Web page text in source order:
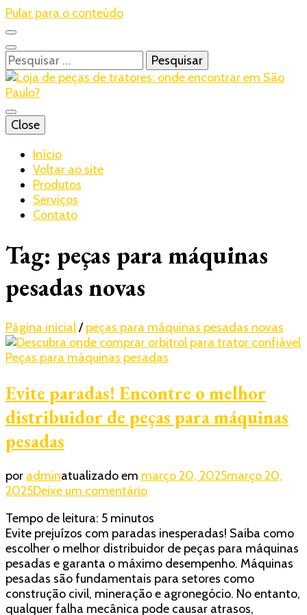
Pular para o conteúdo
Pesquisar
por:
Realtrac
Blog – Realtrac
Close
Início
Voltar ao site
Produtos
Serviços
Contato
Tag: peças para máquinas
pesadas novas
Página inicial/ peças para máquinas pesadas novas
Peças para máquinas pesadas
Evite paradas! Encontre o melhor
distribuidor de peças para máquinas
pesadas
por adminatualizado em março 20, 2025março 20,
2025Deixe um comentárioem
paradas!
Encontre
o
melhor
distribuidor
de
peças
Tempo de leitura: 5 minutos
Evite prejuízos com paradas inesperadas! Saiba como
escolher o melhor distribuidor de peças para máquinas
pesadas e garanta o máximo desempenho. Máquinas
pesadas são fundamentais para setores como
construção civil, mineração e agronegócio. No entanto,
qualquer falha mecânica pode causar atrasos,